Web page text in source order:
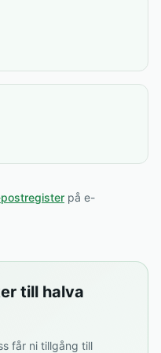
på e-
till halva
får ni tillgång till